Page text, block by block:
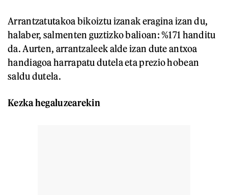
Arrantzatutakoa bikoiztu izanak eragina izan du,
halaber, salmenten guztizko balioan: %171 handitu
da. Aurten, arrantzaleek alde izan dute antxoa
handiagoa harrapatu dutela eta prezio hobean
saldu dutela.
Kezka hegaluzearekin